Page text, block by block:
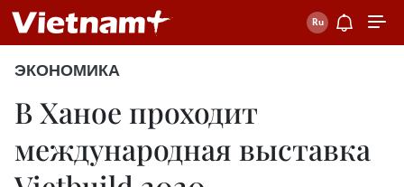
ЭКОНОМИКА
В Ханое проходит
международная выставка